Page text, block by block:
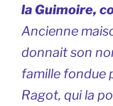
la Guimoire,
Ancienne
donnait son
famille fondue
Ragot, qui la